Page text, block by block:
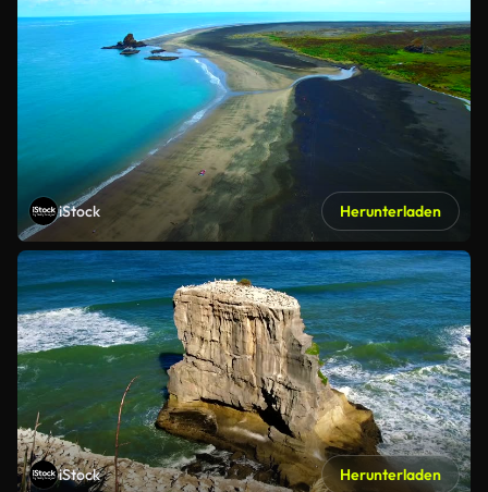
iStock Herunterladen
iStock Herunterladen